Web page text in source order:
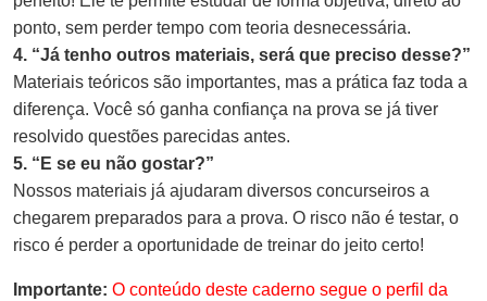
ponto, sem perder tempo com teoria desnecessária.
4. “Já tenho outros materiais, será que preciso desse?”
Materiais teóricos são importantes, mas a prática faz toda a
diferença. Você só ganha confiança na prova se já tiver
resolvido questões parecidas antes.
5. “E se eu não gostar?”
Nossos materiais já ajudaram diversos concurseiros a
chegarem preparados para a prova. O risco não é testar, o
risco é perder a oportunidade de treinar do jeito certo!
Importante: O conteúdo deste caderno segue o perfil da